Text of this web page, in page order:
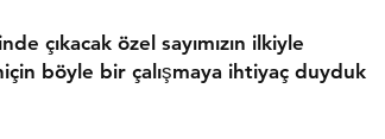
çıkacak özel sayımızın ilkiyle
niçin böyle bir çalışmaya ihtiyaç duyduk